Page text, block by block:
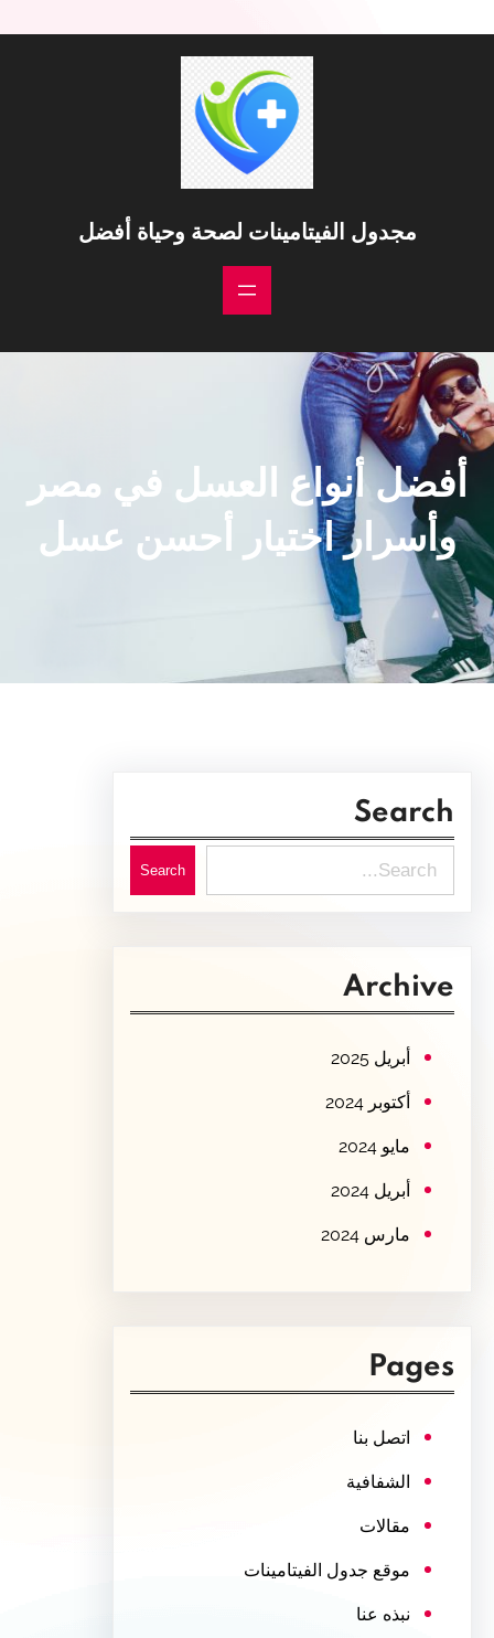
مجدول الفيتامينات لصحة وحياة أفضل
أفضل أنواع العسل في مصر
وأسرار اختيار أحسن عسل
Search
e
c
Search
Archive
أبريل 2025
أكتوبر 2024
مايو 2024
أبريل 2024
مارس 2024
Pages
اتصل بنا
الشفافية
مقالات
موقع جدول الفيتامينات
نبذه عنا